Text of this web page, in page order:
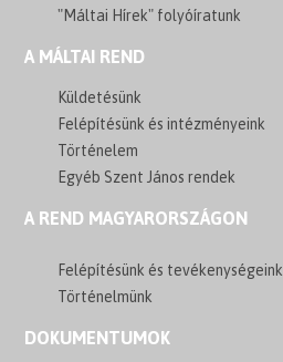
"Máltai Hírek" folyóíratunk
A MÁLTAI REND
Küldetésünk
Felépítésünk és intézményeink
Történelem
Egyéb Szent János rendek
A REND MAGYARORSZÁGON
Felépítésünk és tevékenységeink
Történelmünk
DOKUMENTUMOK